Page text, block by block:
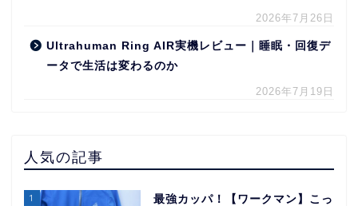
2026年7月26日
Ultrahuman Ring AIR実機レビュー｜睡眠・回復デ
ータで生活は変わるのか
2026年7月19日
人気の記事
1
最強カッパ！【ワークマン】こっ